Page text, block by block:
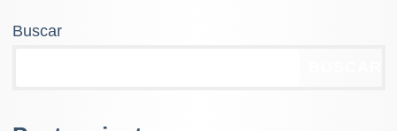
Buscar